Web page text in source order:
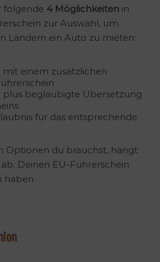
folgende 4 Möglichkeiten in
zur Auswahl, um
Ländern ein Auto zu mieten:
mit einem zusätzlichen
plus beglaubigte Übersetzung
für das entsprechende
Optionen du brauchst, hängt
Deinen EU-Führerschein
haben.